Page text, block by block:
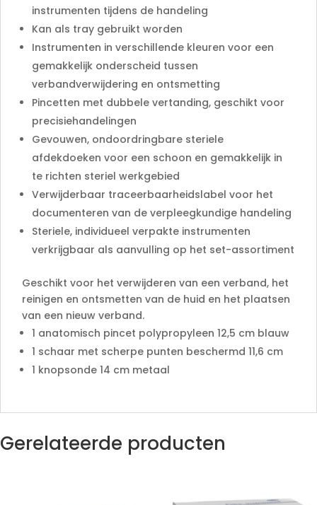
instrumenten tijdens de handeling
Kan als tray gebruikt worden
Instrumenten in verschillende kleuren voor een
gemakkelijk onderscheid tussen
verbandverwijdering en ontsmetting
Pincetten met dubbele vertanding, geschikt voor
precisiehandelingen
Gevouwen, ondoordringbare steriele
afdekdoeken voor een schoon en gemakkelijk in
te richten steriel werkgebied
Verwijderbaar traceerbaarheidslabel voor het
documenteren van de verpleegkundige handeling
Steriele, individueel verpakte instrumenten
verkrijgbaar als aanvulling op het set-assortiment
Geschikt voor het verwijderen van een verband, het
reinigen en ontsmetten van de huid en het plaatsen
van een nieuw verband.
1 anatomisch pincet polypropyleen 12,5 cm blauw
1 schaar met scherpe punten beschermd 11,6 cm
1 knopsonde 14 cm metaal
Gerelateerde producten